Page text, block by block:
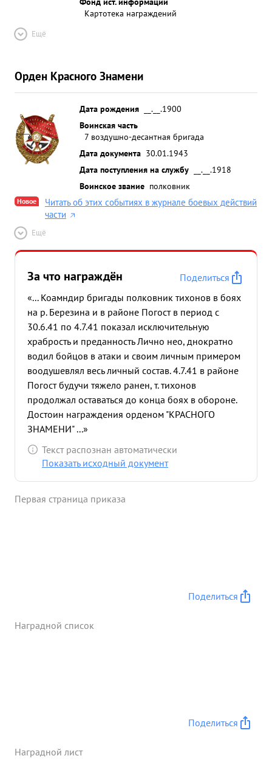
Картотека награждений
Ещё
Орден Красного Знамени
Дата рождения
__.__.1900
Воинская часть
7 воздушно-десантная бригада
Дата документа 30.01.1943
Дата поступления на службу
__.__.1918
Воинское звание полковник
Новое
Читать об этих событиях в журнале боевых действий
части
Ещё
За что награждён
Поделиться
«... Коамндир бригады полковник тихонов в боях
на р. Березина и в районе Погост в период с
30.6.41 по 4.7.41 показал исключительную
храбрость и преданность Лично нео, днократно
водил бойцов в атаки и своим личным примером
воодушевлял весь личный состав. 4.7.41 в районе
Погост будучи тяжело ранен, т. тихонов
продолжал оставаться до конца боях в обороне.
Достоин награждения орденом "КРАСНОГО
ЗНАМЕНИ" ...»
Текст распознан автоматически
Показать исходный документ
Первая страница приказа
Поделиться
Наградной список
Поделиться
Наградной лист